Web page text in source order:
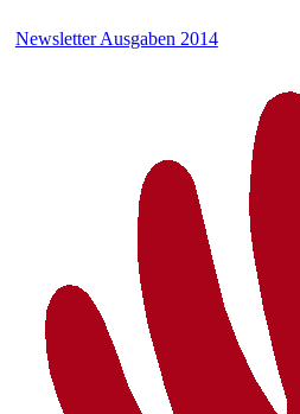
Newsletter Ausgaben 2014